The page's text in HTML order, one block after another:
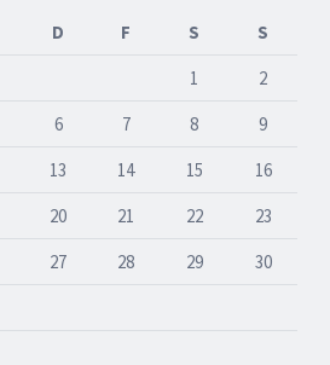
D F S
S
1
2
6 7 8
9
13 14 15
16
20 21 22
23
27 28 29
30